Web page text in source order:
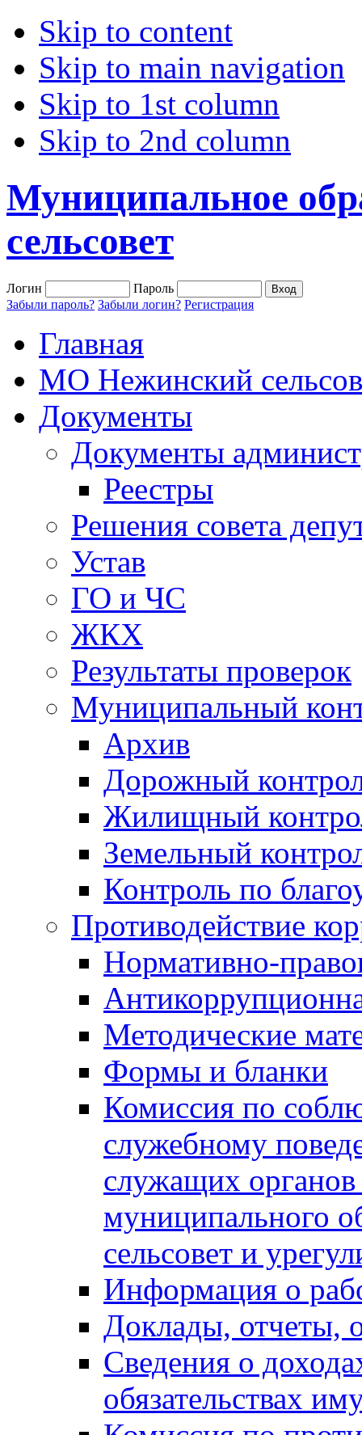
Skip to content
Skip to main navigation
Skip to 1st column
Skip to 2nd column
Муниципальное
сельсовет
Логин
Пароль
Забыли пароль? Забыли логин? Регистрация
Главная
МО Нежинский
Документы
Документы
Реестры
Решения совета
Устав
ГО и ЧС
ЖКХ
Результаты проверок
Муниципальный
Архив
Дорожный
Жилищный
Земельный
Контроль по
Противодействие
Нормативно-
Методические
Формы и бланки
Комиссия по
служебному
служащих органов
муниципального
сельсовет и
Информация о
Доклады, отчеты,
Сведения о
обязательствах